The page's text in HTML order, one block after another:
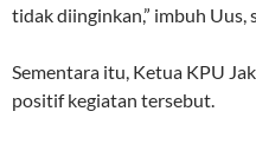
tidak diinginkan,” imbuh
Sementara itu, Ketua KPU
positif kegiatan tersebut.